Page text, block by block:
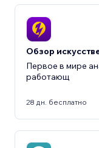
Обзор
Первое в мире
работающ
28 дн. бесплатно